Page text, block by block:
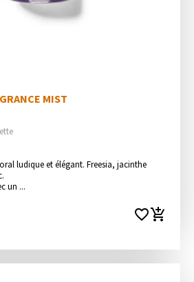
MIST
ludique et élégant. Freesia, jacinthe
un ...
favorite_borderadd_shopping_cart